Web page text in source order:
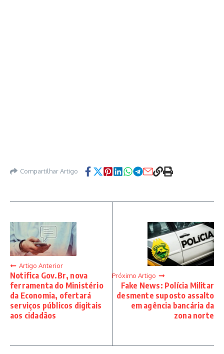
Compartilhar Artigo
Artigo Anterior
Notifica Gov.Br, nova
ferramenta do Ministério
da Economia, ofertará
serviços públicos digitais
aos cidadãos
Próximo Artigo
Fake News: Polícia Militar
desmente suposto assalto
em agência bancária da
zona norte